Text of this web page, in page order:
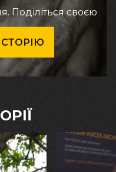
Поділіться своєю